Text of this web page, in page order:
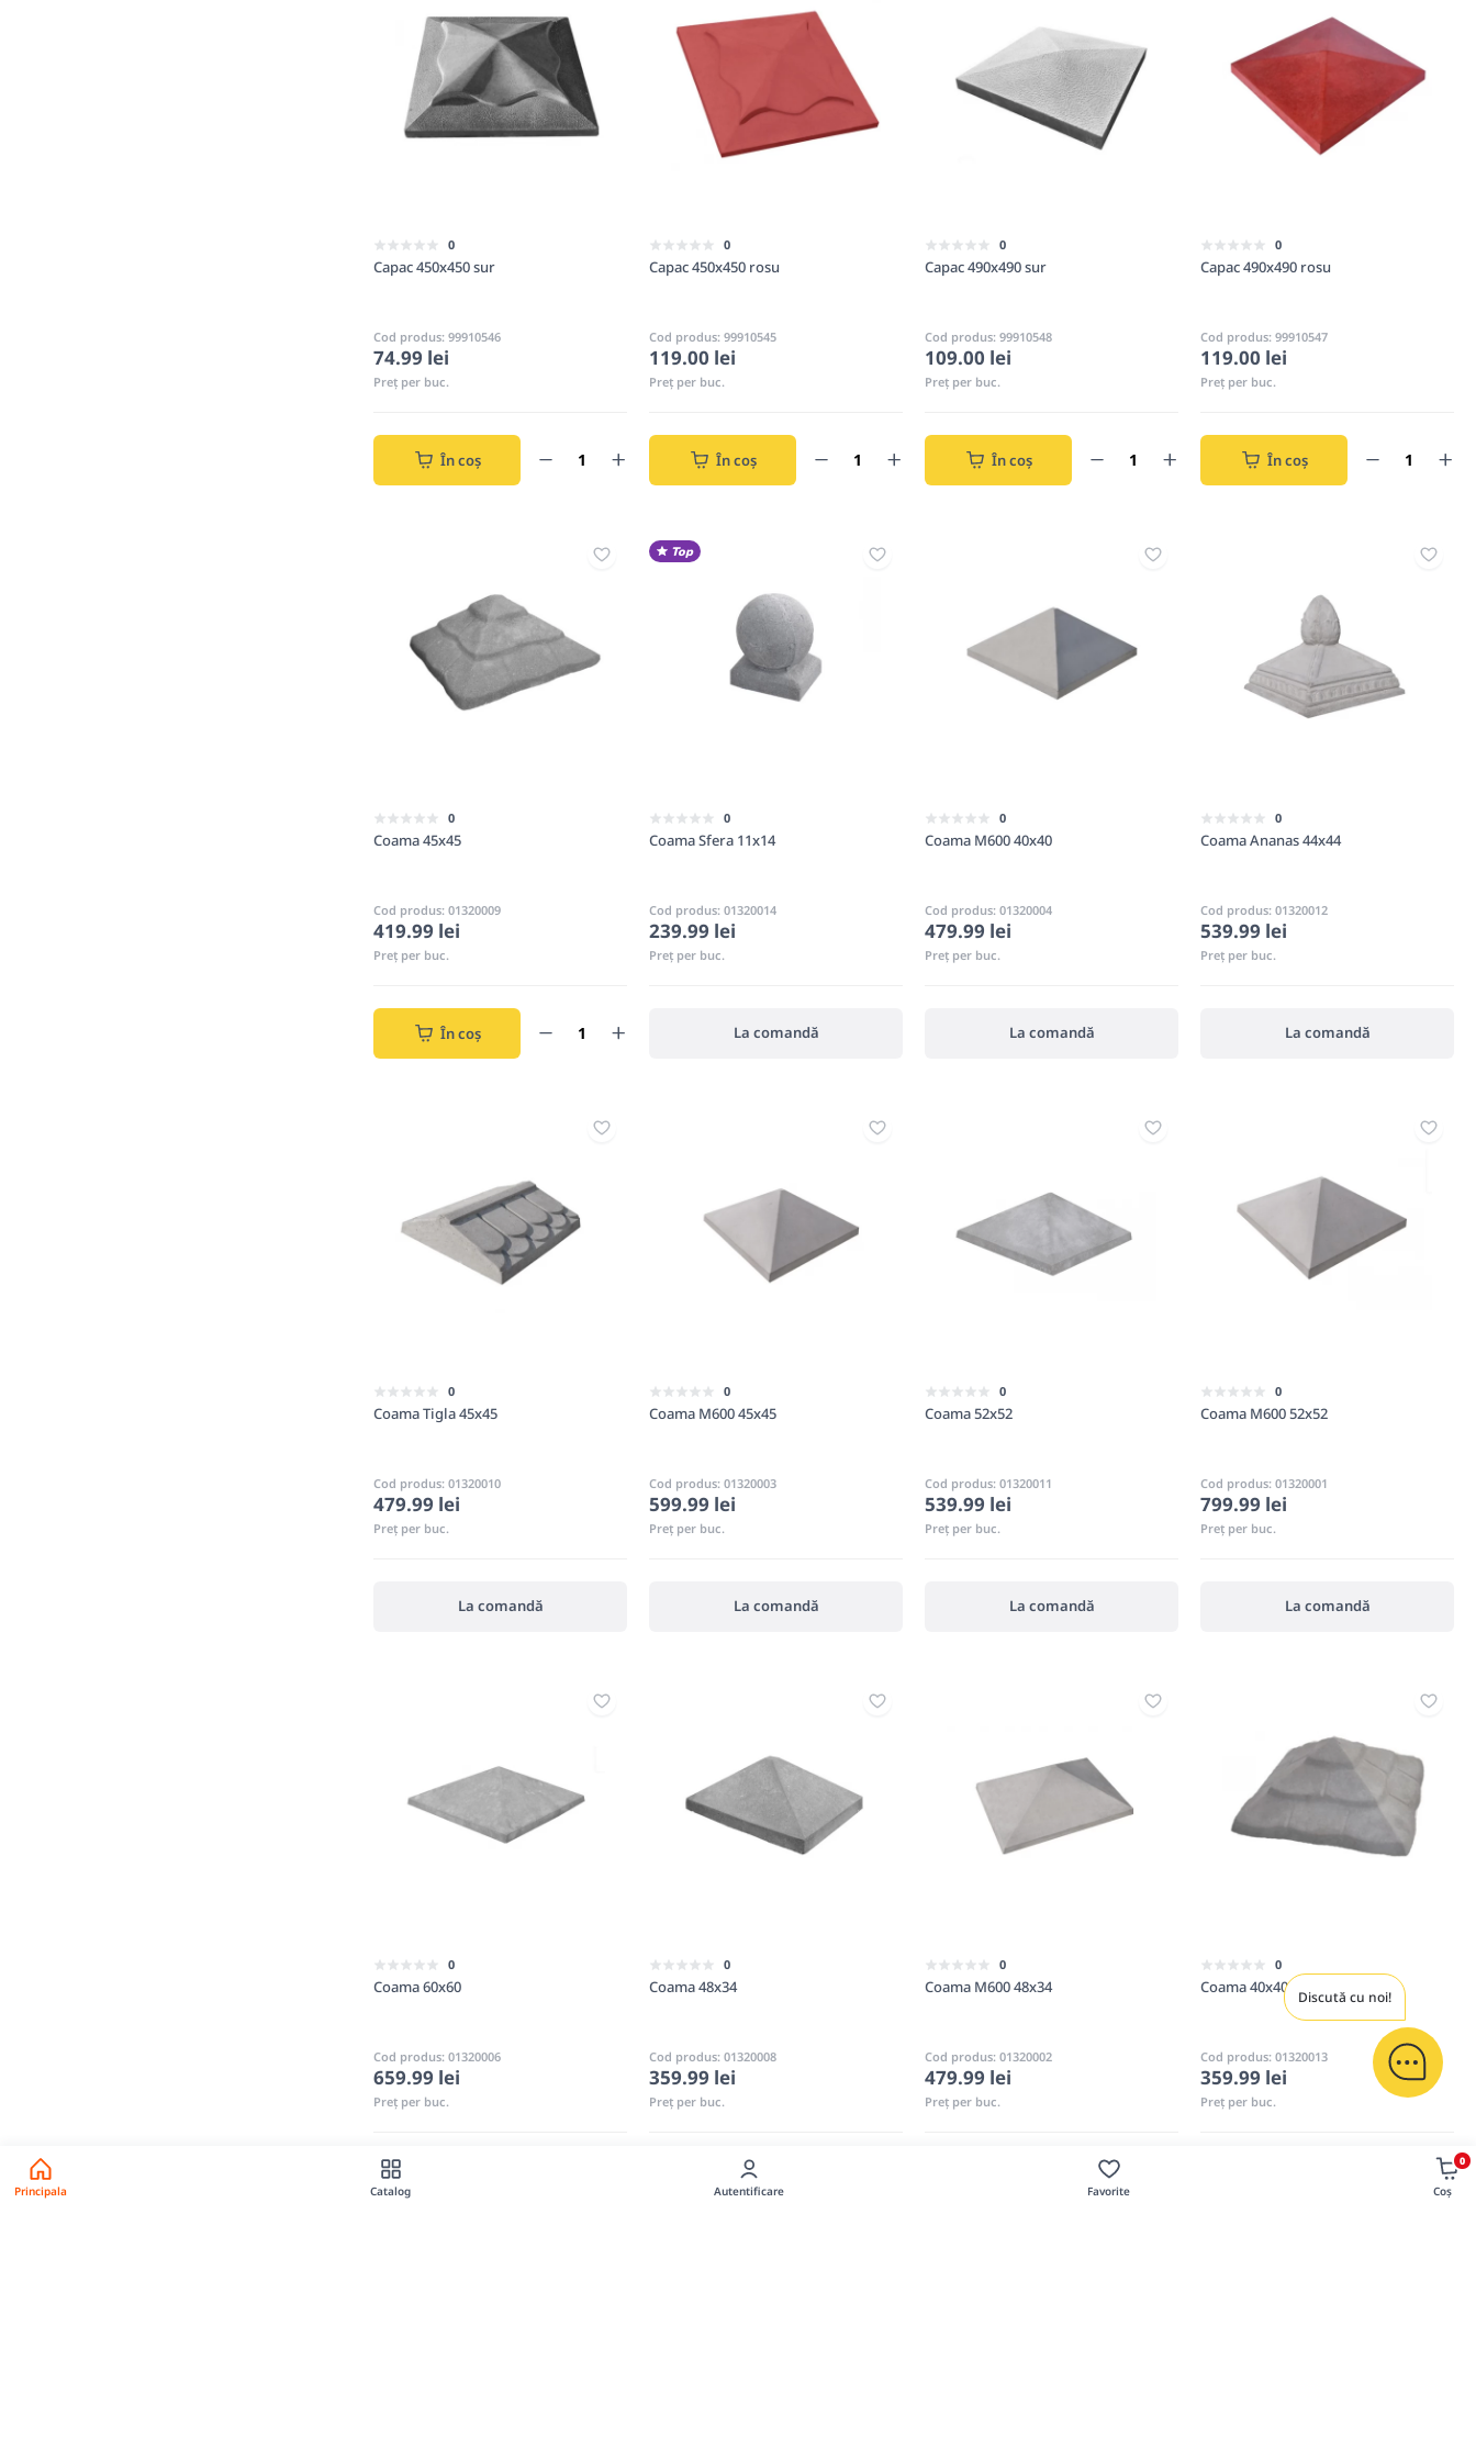
0
Capac 450x450 sur
Cod produs: 99910546
74.99 lei
Preț per buc.
În coș
0
Capac 450x450 rosu
Cod produs: 99910545
119.00 lei
Preț per buc.
În coș
0
Capac 490x490 sur
Cod produs: 99910548
109.00 lei
Preț per buc.
În coș
0
Capac 490x490 rosu
Cod produs: 99910547
119.00 lei
Preț per buc.
În coș
0
Coama 45x45
Cod produs: 01320009
419.99 lei
Preț per buc.
În coș
Top
0
Coama Sfera 11x14
Cod produs: 01320014
239.99 lei
Preț per buc.
La comandă
0
Coama M600 40x40
Cod produs: 01320004
479.99 lei
Preț per buc.
La comandă
0
Coama Ananas 44x44
Cod produs: 01320012
539.99 lei
Preț per buc.
La comandă
0
Coama Tigla 45x45
Cod produs: 01320010
479.99 lei
Preț per buc.
La comandă
0
Coama M600 45x45
Cod produs: 01320003
599.99 lei
Preț per buc.
La comandă
0
Coama 52x52
Cod produs: 01320011
539.99 lei
Preț per buc.
La comandă
0
Coama M600 52x52
Cod produs: 01320001
799.99 lei
Preț per buc.
La comandă
0
Coama 60x60
Cod produs: 01320006
659.99 lei
Preț per buc.
0
Coama 48x34
Cod produs: 01320008
359.99 lei
Preț per buc.
La comandă
0
Coama M600 48x34
Cod produs: 01320002
479.99 lei
Preț per buc.
0
Coama 40x40
Cod produs: 01320013
359.99 lei
Preț per buc.
Discută cu noi!
Principala Catalog Autentificare Favorite
0
Coș